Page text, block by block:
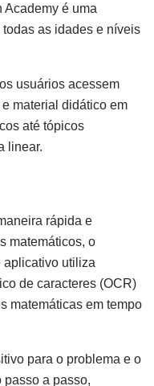
Academy é uma
as idades e níveis
usuários acessem
material didático em
até tópicos
linear.
rápida e
matemáticos, o
aplicativo utiliza
de caracteres (OCR)
matemáticas em tempo
para o problema e o
passo a passo,